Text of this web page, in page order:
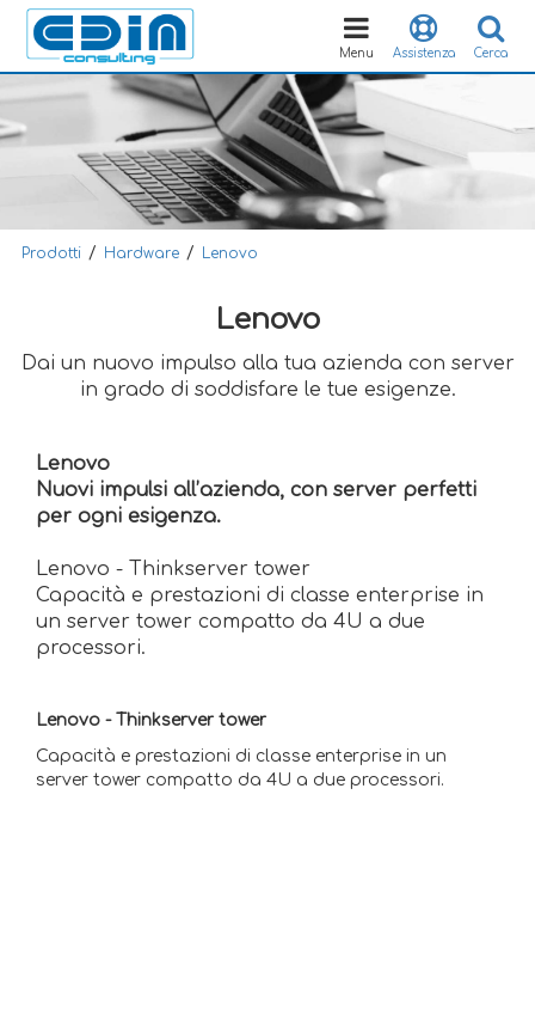
Cerca
Assistenza
Toggle
navigation
Menu
Prodotti / Hardware / Lenovo
Lenovo
Dai un nuovo impulso alla tua azienda con server
in grado di soddisfare le tue esigenze.
Lenovo
Nuovi impulsi all’azienda, con server perfetti
per ogni esigenza.
Lenovo - Thinkserver tower
Capacità e prestazioni di classe enterprise in
un server tower compatto da 4U a due
processori.
Lenovo - Thinkserver tower
Capacità e prestazioni di classe enterprise in un
server tower compatto da 4U a due processori.